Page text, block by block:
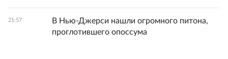
21:57
В Нью-Джерси нашли огромного питона,
проглотившего опоссума